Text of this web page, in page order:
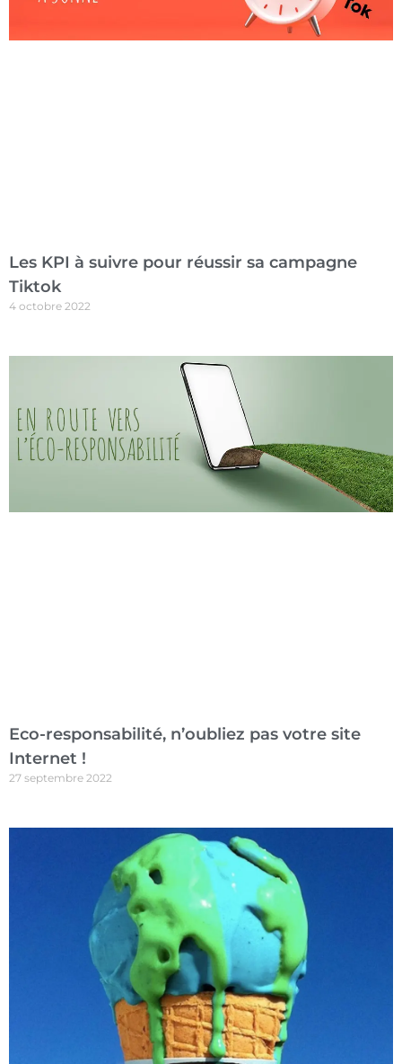
Les KPI à suivre pour réussir sa campagne
Tiktok
4 octobre 2022
Eco-responsabilité, n’oubliez pas votre site
Internet !
27 septembre 2022